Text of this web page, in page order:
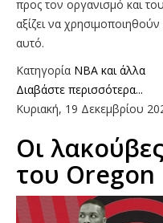
προς τον οργανισμό και
αξίζει να
αυτό.
Κατηγορία NBA και άλλα
Διαβάστε περισσότερα...
Κυριακή, 19 Δεκεμβρίου
Οι
του Oregon